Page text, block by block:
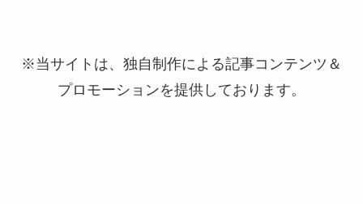
※当サイトは、独自制作による記事コンテンツ＆
プロモーションを提供しております。